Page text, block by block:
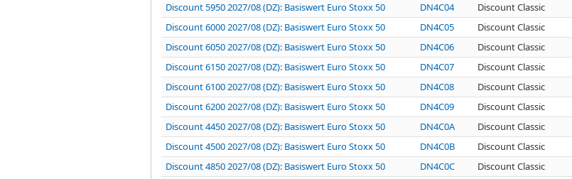
Discount 5950 2027/08 (DZ): Basiswert Euro Stoxx 50
DN4C04 Discount Classic
Discount 6000 2027/08 (DZ): Basiswert Euro Stoxx 50
DN4C05 Discount Classic
Discount 6050 2027/08 (DZ): Basiswert Euro Stoxx 50
DN4C06 Discount Classic
Discount 6150 2027/08 (DZ): Basiswert Euro Stoxx 50
DN4C07 Discount Classic
Discount 6100 2027/08 (DZ): Basiswert Euro Stoxx 50
DN4C08 Discount Classic
Discount 6200 2027/08 (DZ): Basiswert Euro Stoxx 50
DN4C09 Discount Classic
Discount 4450 2027/08 (DZ): Basiswert Euro Stoxx 50
DN4C0A Discount Classic
Discount 4500 2027/08 (DZ): Basiswert Euro Stoxx 50
DN4C0B Discount Classic
Discount 4850 2027/08 (DZ): Basiswert Euro Stoxx 50
DN4C0C Discount Classic